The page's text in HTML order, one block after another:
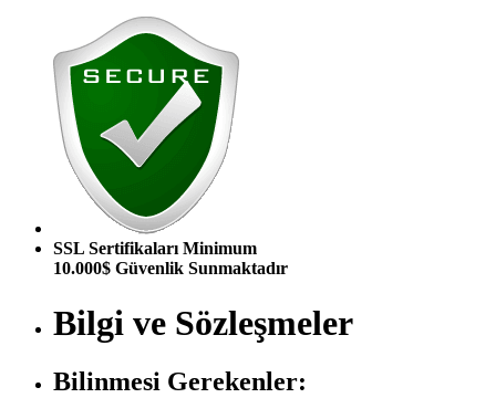
SSL Sertifikaları Minimum
10.000$ Güvenlik Sunmaktadır
Bilgi ve Sözleşmeler
Bilinmesi Gerekenler: